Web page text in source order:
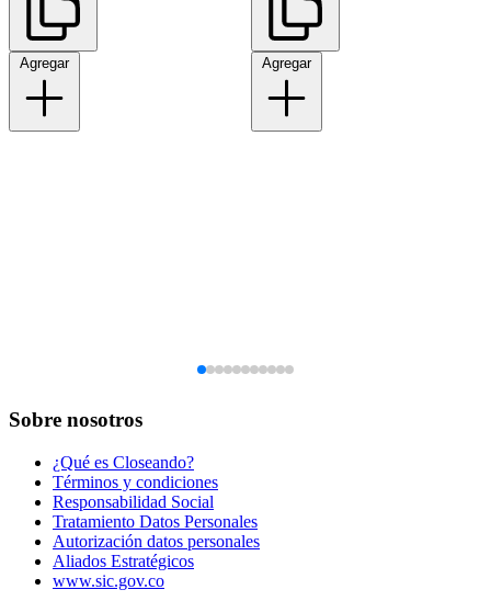
Agregar Agregar
Sobre nosotros
¿Qué es Closeando?
Términos y condiciones
Responsabilidad Social
Tratamiento Datos Personales
Autorización datos personales
Aliados Estratégicos
www.sic.gov.co